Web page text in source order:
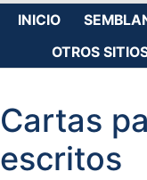
INICIO
OTROS
Cartas
escritos